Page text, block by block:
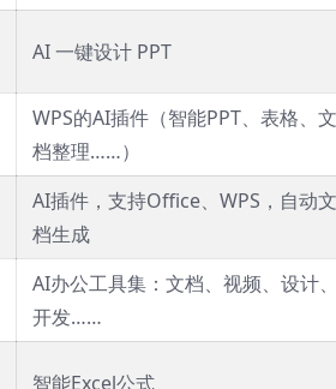
AI 一键设计 PPT
WPS的AI插件（智能PPT、表格、文
档整理……）
AI插件，支持Office、WPS，自动文
档生成
AI办公工具集：文档、视频、设计
开发……
智能Excel公式